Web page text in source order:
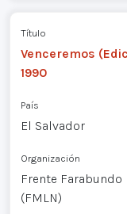
Título
Venceremos
1990
País
El Salvador
Organización
Frente
(FMLN)